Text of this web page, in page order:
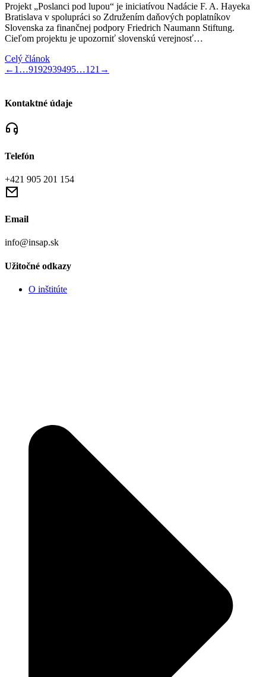
Projekt „Poslanci pod lupou“ je iniciatívou Nadácie F. A. Hayeka
Bratislava v spolupráci so Združením daňových poplatníkov
Slovenska za finančnej podpory Friedrich Naumann Stiftung.
Cieľom projektu je upozorniť slovenskú verejnosť…
Celý článok
← 1 …9192939495…121 →
Kontaktné údaje
Telefón
+421 905 201 154
Email
info@insap.sk
Užitočné odkazy
O inštitúte